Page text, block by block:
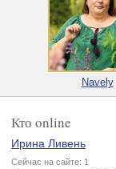
Navely
Кто online
Ирина Ливень
Сейчас на сайте: 1